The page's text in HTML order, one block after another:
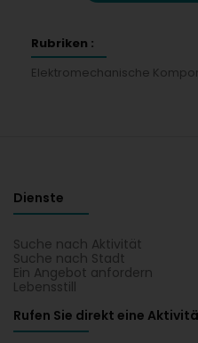
Rubriken :
Elektromechanische
Dienste
Suche nach Aktivität
Suche nach Stadt
Ein Angebot anfordern
Lebensstill
Rufen Sie direkt eine